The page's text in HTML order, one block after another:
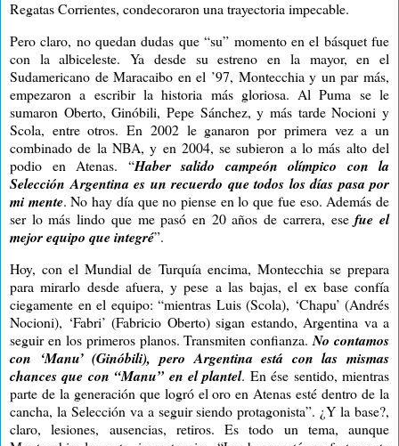
Regatas Corrientes, condecoraron una trayectoria impecable.
Pero claro, no quedan dudas que “su” momento en el básquet fue
con la albiceleste. Ya desde su estreno en la mayor, en el
Sudamericano de Maracaibo en el ’97, Montecchia y un par más,
empezaron a escribir la historia más gloriosa. Al Puma se le
sumaron Oberto, Ginóbili, Pepe Sánchez, y más tarde Nocioni y
Scola, entre otros. En 2002 le ganaron por primera vez a un
combinado de la NBA, y en 2004, se subieron a lo más alto del
podio en Atenas. “Haber salido campeón olímpico con la
Selección Argentina es un recuerdo que todos los días pasa por
mi mente. No hay día que no piense en lo que fue eso. Además de
ser lo más lindo que me pasó en 20 años de carrera, esefue el
mejor equipo que integré”.
Hoy, con el Mundial de Turquía encima, Montecchia se prepara
para mirarlo desde afuera, y pese a las bajas, el ex base confía
ciegamente en el equipo: “mientras Luis (Scola), ‘Chapu’ (Andrés
Nocioni), ‘Fabri’ (Fabricio Oberto) sigan estando, Argentina va a
seguir en los primeros planos. Transmiten confianza.No contamos
con ‘Manu’ (Ginóbili), pero Argentina está con las mismas
chances que con “Manu” en el plantel. En ése sentido, mientras
parte de la generación que logró el oro en Atenas esté dentro de la
cancha, la Selección va a seguir siendo protagonista”. ¿Y la base?,
claro, lesiones, ausencias, retiros. Es todo un tema, aunque